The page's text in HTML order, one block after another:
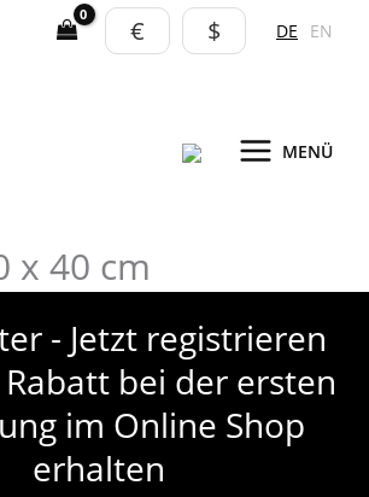
€ $ DE EN
MENÜ
x 40 cm
- Jetzt registrieren
bei der ersten
im Online Shop
erhalten